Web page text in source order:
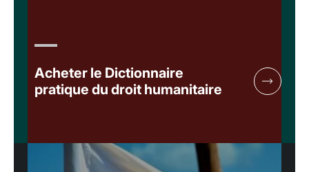
Acheter le Dictionnaire
pratique du droit humanitaire